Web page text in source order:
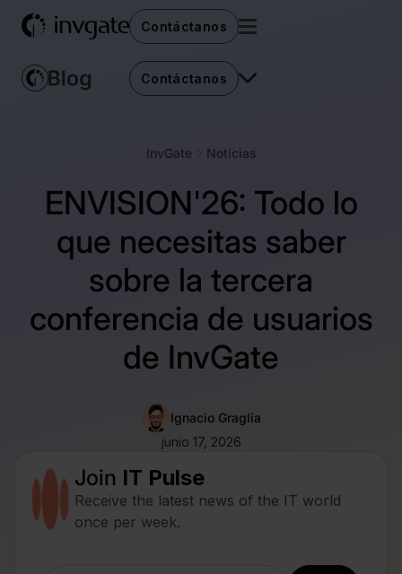
Contáctanos
Contáctanos
InvGate Noticias
ENVISION'26: Todo lo
que necesitas saber
sobre la tercera
conferencia de usuarios
de InvGate
Ignacio Graglia
junio 17, 2026
Join IT Pulse
Receive the latest news of the IT world
once per week.